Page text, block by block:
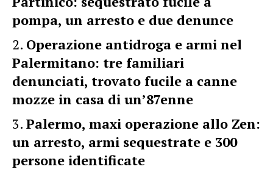
pompa, un arresto e due denunce
Operazione antidroga e armi nel
Palermitano: tre familiari
denunciati, trovato fucile a canne
mozze in casa di un’87enne
Palermo, maxi operazione allo Zen:
un arresto, armi sequestrate e 300
persone identificate